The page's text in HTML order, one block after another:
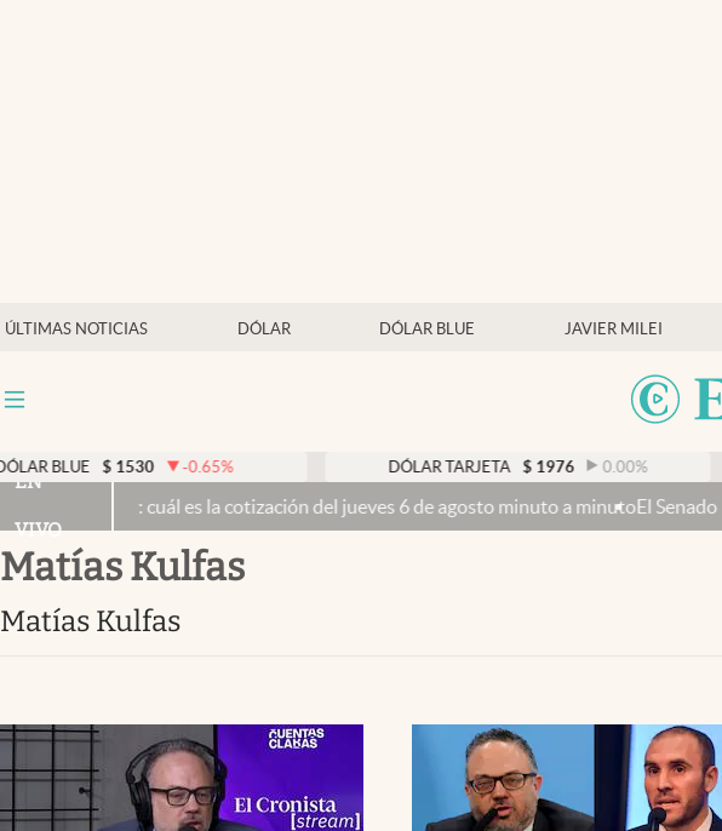
ÚLTIMAS NOTICIAS DÓLAR DÓLAR BLUE JAVIER MILEI
Mercados Online
Otras secciones
Infotechnology
Eventos Corporativos
El Cronista Studio
$ 1530 -0.65% DÓLAR TARJETA $ 1976 0.00%
EN
VIVO
es la cotización del jueves 6 de agosto minuto a minutoEl Senado busca aprobar la
Matías Kulfas
Matías Kulfas